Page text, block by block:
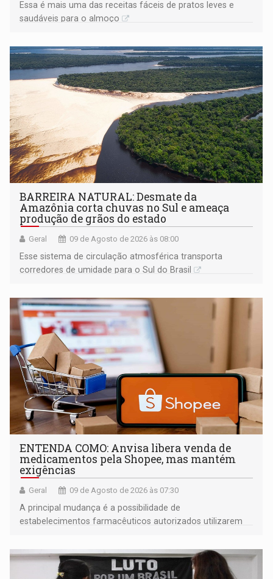
Essa é mais uma das receitas fáceis de pratos leves e
saudáveis para o almoço
BARREIRA NATURAL: Desmate da
Amazônia corta chuvas no Sul e ameaça
produção de grãos do estado
Geral 09 de Agosto de 2026 às 08:00
Esse sistema de circulação atmosférica transporta
corredores de umidade para o Sul do Brasil
ENTENDA COMO: Anvisa libera venda de
medicamentos pela Shopee, mas mantém
exigências
Geral 09 de Agosto de 2026 às 07:30
A principal mudança é a possibilidade de
estabelecimentos farmacêuticos autorizados utilizarem